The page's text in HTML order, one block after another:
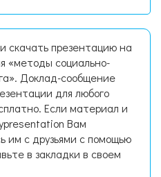
скачать презентацию на
«методы социально-
Доклад-сообщение
для любого
Если материал и
Вам
им с друзьями с помощью
в закладки в своем